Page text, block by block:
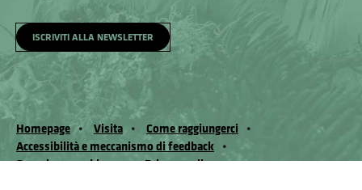
ISCRIVITI ALLA NEWSLETTER
Homepage Visita
Come raggiungerci
Accessibilità e meccanismo di feedback
Segnala un problema
Privacy policy